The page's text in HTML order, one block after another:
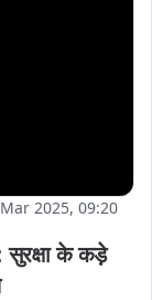
2025, 09:20
सुरक्षा के कड़े